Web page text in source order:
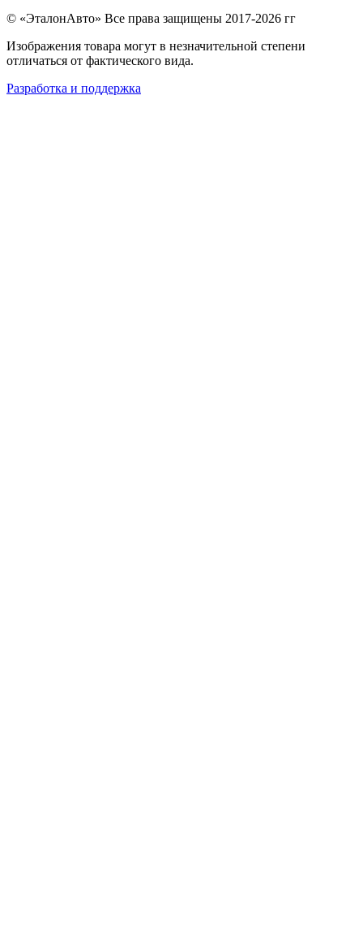
© «ЭталонАвто» Все права защищены 2017-2026 гг
Изображения товара могут в незначительной степени
отличаться от фактического вида.
Разработка и поддержка